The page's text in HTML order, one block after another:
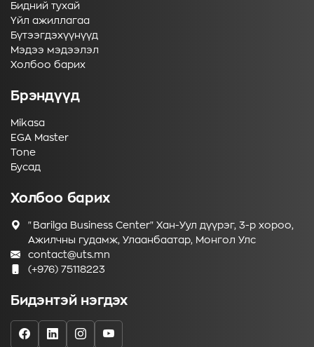
Бидний тухай
Үйл ажиллагаа
Бүтээгдэхүүнүүд
Мэдээ мэдээлэл
Холбоо барих
Брэндүүд
Mikasa
EGA Master
Tone
Бусад
Холбоо барих
"Barilga Business Center" Хан-Уул дүүрэг, 3-р хороо,
Ажилчны гудамж, Улаанбаатар, Монгол Улс
contact@uts.mn
(+976) 75118223
Бидэнтэй нэгдэх